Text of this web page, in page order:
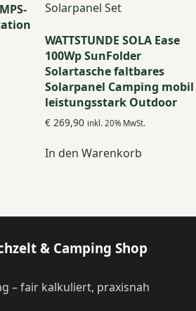
WATTSTUNDE SOLA Ease
100Wp SunFolder
Solartasche faltbares
Solarpanel Camping mobil
leistungsstark Outdoor
€269,90 inkl. 20% MwSt.
In den Warenkorb
& Camping Shop
– fair kalkuliert, praxisnah